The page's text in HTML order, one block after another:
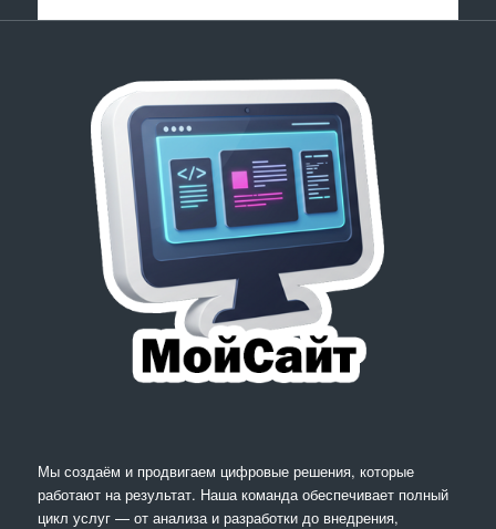
Мы создаём и продвигаем цифровые решения, которые
работают на результат. Наша команда обеспечивает полный
цикл услуг — от анализа и разработки до внедрения,